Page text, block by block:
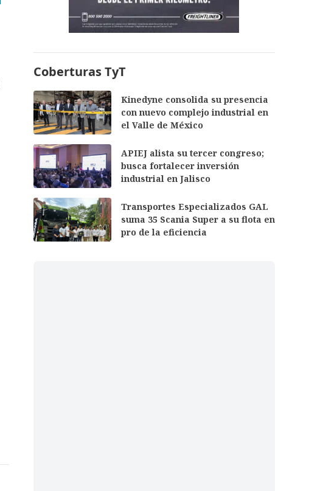
Coberturas TyT
Kinedyne consolida su presencia
con nuevo complejo industrial en
el Valle de México
APIEJ alista su tercer congreso;
busca fortalecer inversión
industrial en Jalisco
Transportes Especializados GAL
suma 35 Scania Super a su flota en
pro de la eficiencia